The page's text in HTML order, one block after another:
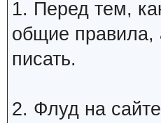
1. Перед тем,
общие правила,
писать.
2. Флуд на